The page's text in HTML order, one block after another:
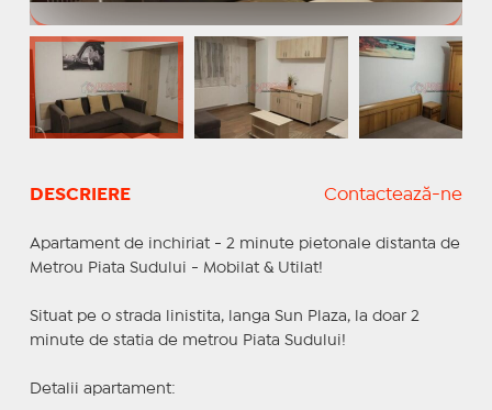
DESCRIERE Contactează-ne
Apartament de inchiriat - 2 minute pietonale distanta de
Metrou Piata Sudului - Mobilat & Utilat!
Situat pe o strada linistita, langa Sun Plaza, la doar 2
minute de statia de metrou Piata Sudului!
Detalii apartament: